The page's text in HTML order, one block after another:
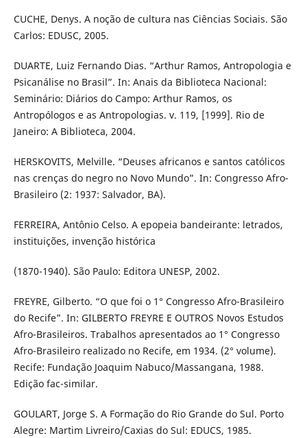
CUCHE, Denys. A noção de cultura nas Ciências Sociais. São
Carlos: EDUSC, 2005.
DUARTE, Luiz Fernando Dias. “Arthur Ramos, Antropologia e
Psicanálise no Brasil”. In: Anais da Biblioteca Nacional:
Seminário: Diários do Campo: Arthur Ramos, os
Antropólogos e as Antropologias. v. 119, [1999]. Rio de
Janeiro: A Biblioteca, 2004.
HERSKOVITS, Melville. “Deuses africanos e santos católicos
nas crenças do negro no Novo Mundo”. In: Congresso Afro-
Brasileiro (2: 1937: Salvador, BA).
FERREIRA, Antônio Celso. A epopeia bandeirante: letrados,
instituições, invenção histórica
(1870-1940). São Paulo: Editora UNESP, 2002.
FREYRE, Gilberto. “O que foi o 1° Congresso Afro-Brasileiro
do Recife”. In: GILBERTO FREYRE E OUTROS Novos Estudos
Afro-Brasileiros. Trabalhos apresentados ao 1° Congresso
Afro-Brasileiro realizado no Recife, em 1934. (2° volume).
Recife: Fundação Joaquim Nabuco/Massangana, 1988.
Edição fac-similar.
GOULART, Jorge S. A Formação do Rio Grande do Sul. Porto
Alegre: Martim Livreiro/Caxias do Sul: EDUCS, 1985.